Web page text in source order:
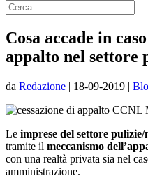
Cosa accade in
appalto nel
da Redazione | 18-09-2019 |
Le imprese del settore
tramite il meccanismo
con una realtà privata sia nel
amministrazione.